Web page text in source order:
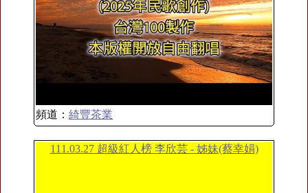
頻道： 綺豐茶業
111.03.27 超級紅人榜 李欣芸 - 姊妹(蔡幸娟)